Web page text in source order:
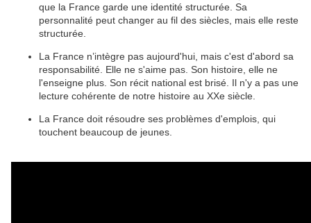
que la France garde une identité structurée. Sa
personnalité peut changer au fil des siècles, mais elle reste
structurée.
La France n’intègre pas aujourd'hui, mais c'est d'abord sa
responsabilité. Elle ne s'aime pas. Son histoire, elle ne
l'enseigne plus. Son récit national est brisé. Il n'y a pas une
lecture cohérente de notre histoire au XXe siècle.
La France doit résoudre ses problèmes d'emplois, qui
touchent beaucoup de jeunes.